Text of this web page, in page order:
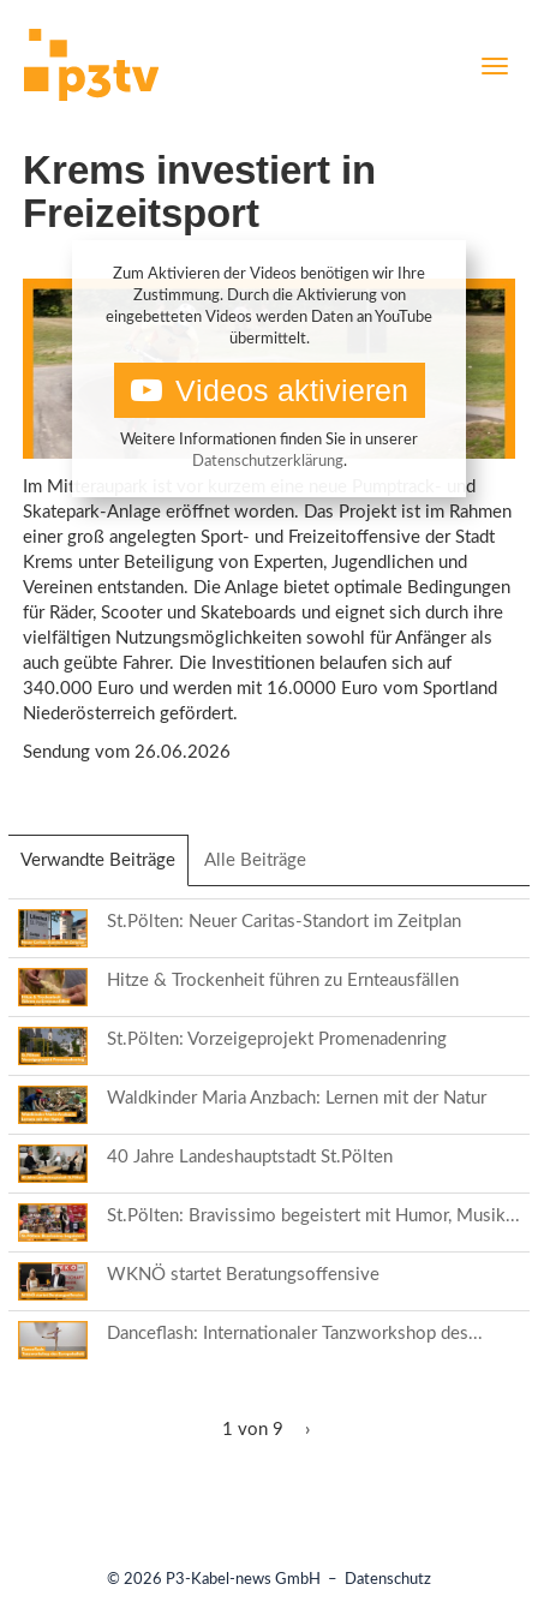
Krems investiert in
Freizeitsport
Zum Aktivieren der Videos benötigen wir Ihre
Zustimmung. Durch die Aktivierung von
eingebetteten Videos werden Daten an YouTube
übermittelt.
Videos aktivieren
Weitere Informationen finden Sie in unserer
Datenschutzerklärung.
Im Mitteraupark ist vor kurzem eine neue Pumptrack- und
Skatepark-Anlage eröffnet worden. Das Projekt ist im Rahmen
einer groß angelegten Sport- und Freizeitoffensive der Stadt
Krems unter Beteiligung von Experten, Jugendlichen und
Vereinen entstanden. Die Anlage bietet optimale Bedingungen
für Räder, Scooter und Skateboards und eignet sich durch ihre
vielfältigen Nutzungsmöglichkeiten sowohl für Anfänger als
auch geübte Fahrer. Die Investitionen belaufen sich auf
340.000 Euro und werden mit 16.0000 Euro vom Sportland
Niederösterreich gefördert.
Sendung vom 26.06.2026
Verwandte Beiträge (aktiver
Reiter)
Alle Beiträge
St.Pölten: Neuer Caritas-Standort im Zeitplan
Hitze & Trockenheit führen zu Ernteausfällen
St.Pölten: Vorzeigeprojekt Promenadenring
Waldkinder Maria Anzbach: Lernen mit der Natur
40 Jahre Landeshauptstadt St.Pölten
St.Pölten: Bravissimo begeistert mit Humor, Musik...
WKNÖ startet Beratungsoffensive
Danceflash: Internationaler Tanzworkshop des...
1 von 9 ›
© 2026 P3-Kabel-news GmbH – Datenschutz